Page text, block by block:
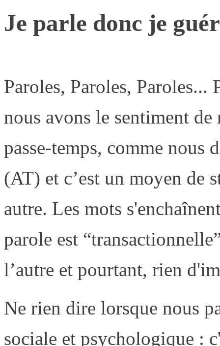
Je parle donc je
Paroles, Paroles,
nous avons le sentiment
passe-temps, comme nous
(AT) et c’est un moyen de
autre. Les mots
parole est
l’autre et pourtant, rien
Ne rien dire lorsque nous
sociale et psychologique :